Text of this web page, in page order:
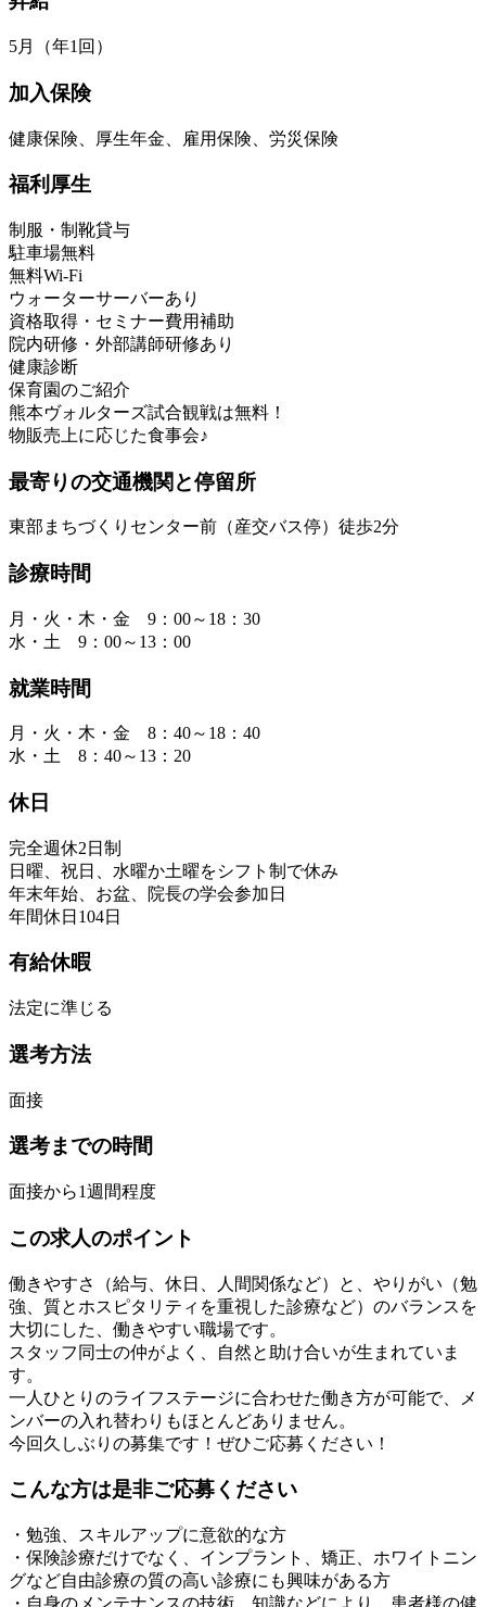
5月（年1回）
加入保険
健康保険、厚生年金、雇用保険、労災保険
福利厚生
制服・制靴貸与
駐車場無料
無料Wi-Fi
ウォーターサーバーあり
資格取得・セミナー費用補助
院内研修・外部講師研修あり
健康診断
保育園のご紹介
熊本ヴォルターズ試合観戦は無料！
物販売上に応じた食事会♪
最寄りの交通機関と停留所
東部まちづくりセンター前（産交バス停）徒歩2分
診療時間
月・火・木・金 9：00～18：30
水・土 9：00～13：00
就業時間
月・火・木・金 8：40～18：40
水・土 8：40～13：20
休日
完全週休2日制
日曜、祝日、水曜か土曜をシフト制で休み
年末年始、お盆、院長の学会参加日
年間休日104日
有給休暇
法定に準じる
選考方法
面接
選考までの時間
面接から1週間程度
この求人のポイント
働きやすさ（給与、休日、人間関係など）と、やりがい（勉
強、質とホスピタリティを重視した診療など）のバランスを
大切にした、働きやすい職場です。
スタッフ同士の仲がよく、自然と助け合いが生まれていま
す。
一人ひとりのライフステージに合わせた働き方が可能で、メ
ンバーの入れ替わりもほとんどありません。
今回久しぶりの募集です！ぜひご応募ください！
こんな方は是非ご応募ください
・勉強、スキルアップに意欲的な方
・保険診療だけでなく、インプラント、矯正、ホワイトニン
グなど自由診療の質の高い診療にも興味がある方
・自身のメンテナンスの技術、知識などにより、患者様の健